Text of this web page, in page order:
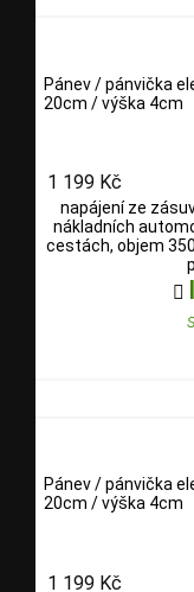
Pánev / pánvička
20cm / výška 4cm
1 199 Kč
napájení ze
nákladních
cestách, objem

Pánev / pánvička
20cm / výška 4cm
1 199 Kč